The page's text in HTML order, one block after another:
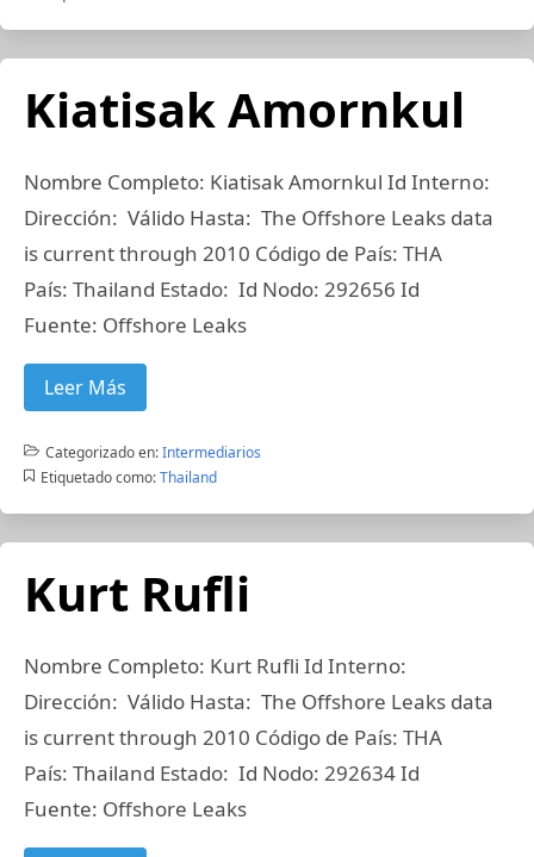
Kiatisak Amornkul
Nombre Completo: Kiatisak Amornkul Id Interno:
Dirección: Válido Hasta: The Offshore Leaks data
is current through 2010 Código de País: THA
País: Thailand Estado: Id Nodo: 292656 Id
Fuente: Offshore Leaks
Leer Más
Categorizado en:Intermediarios
Etiquetado como: Thailand
Kurt Rufli
Nombre Completo: Kurt Rufli Id Interno:
Dirección: Válido Hasta: The Offshore Leaks data
is current through 2010 Código de País: THA
País: Thailand Estado: Id Nodo: 292634 Id
Fuente: Offshore Leaks